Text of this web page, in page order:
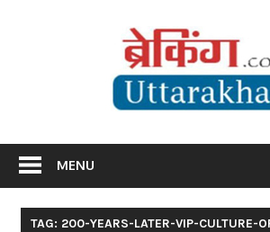
MENU
TAG: 200-YEARS-LATER-VIP-CULTURE-